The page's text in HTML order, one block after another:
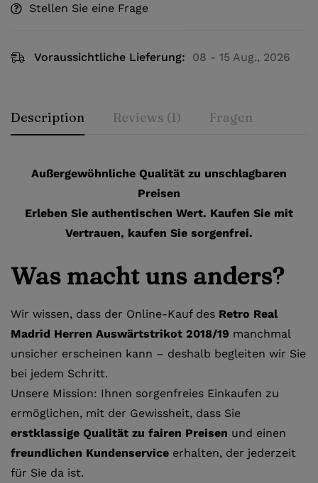
Stellen Sie eine Frage
Voraussichtliche Lieferung: 08 - 15 Aug., 2026
Description Reviews (1) Fragen
Außergewöhnliche Qualität zu unschlagbaren
Preisen
Erleben Sie authentischen Wert. Kaufen Sie mit
Vertrauen, kaufen Sie sorgenfrei.
Was macht uns anders?
Wir wissen, dass der Online-Kauf des Retro Real
Madrid Herren Auswärtstrikot 2018/19 manchmal
unsicher erscheinen kann – deshalb begleiten wir Sie
bei jedem Schritt.
Unsere Mission: Ihnen sorgenfreies Einkaufen zu
ermöglichen, mit der Gewissheit, dass Sie
erstklassige Qualität zu fairen Preisen und einen
freundlichen Kundenservice erhalten, der jederzeit
für Sie da ist.